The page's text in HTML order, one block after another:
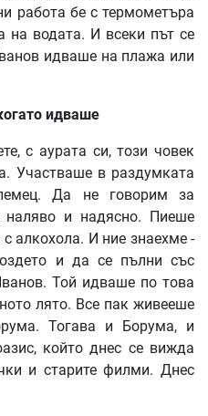
работа бе с термометъра
на водата. И всеки път се
идваше на плажа или
идваше
с аурата си, този човек
Участваше в раздумката
Да не говорим за
и надясно. Пиеше
алкохола. И ние знаехме -
и да се пълни със
Той идваше по това
лято. Все пак живееше
Тогава и Борума, и
който днес се вижда
и старите филми. Днес